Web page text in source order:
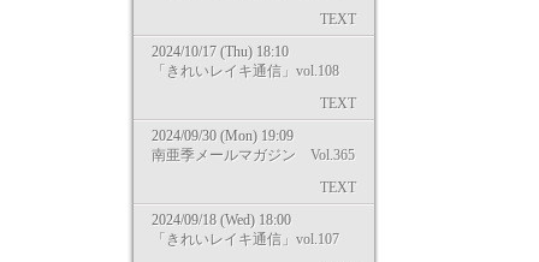
TEXT
2024/10/17 (Thu) 18:10
「きれいレイキ通信」vol.108
TEXT
2024/09/30 (Mon) 19:09
南亜季メールマガジン Vol.365
TEXT
2024/09/18 (Wed) 18:00
「きれいレイキ通信」vol.107